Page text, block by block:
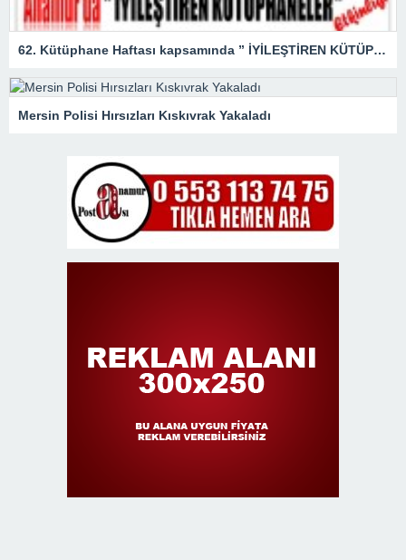
62. Kütüphane Haftası kapsamında ” İYİLEŞTİREN KÜTÜPHANELER ” etkinliği düzenlendi.
Mersin Polisi Hırsızları Kıskıvrak Yakaladı